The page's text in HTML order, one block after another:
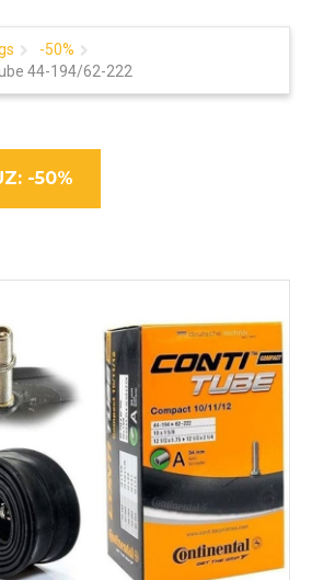
-50%
44-194/62-222
-50%